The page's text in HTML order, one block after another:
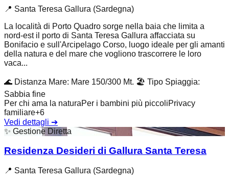
📍 Santa Teresa Gallura (Sardegna)
La località di Porto Quadro sorge nella baia che limita a
nord-est il porto di Santa Teresa Gallura affacciata su
Bonifacio e sull'Arcipelago Corso, luogo ideale per gli amanti
della natura e del mare che vogliono trascorrere le loro
vaca...
🌊 Distanza Mare: Mare 150/300 Mt. 🏖️ Tipo Spiaggia:
Sabbia fine
Per chi ama la naturaPer i bambini più piccoliPrivacy
familiare+6
Vedi dettagli ➔
✨ Gestione Diretta
Residenza Desideri di Gallura Santa Teresa
📍 Santa Teresa Gallura (Sardegna)